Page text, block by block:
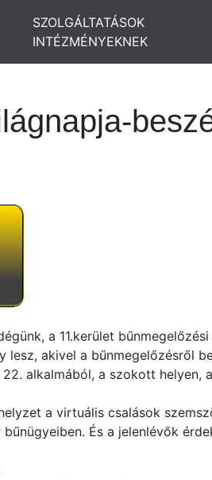
SZOLGÁLTATÁSOK
INTÉZMÉNYEKNEK
a 11.kerület
lesz, akivel a bűnmegelőzésről
alkalmából, a szokott helyen,
a virtuális csalások
És a jelenlévők